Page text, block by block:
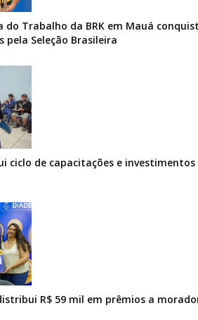
do Trabalho da BRK em Mauá
pela Seleção Brasileira
ciclo de capacitações e
R$ 59 mil em prêmios a